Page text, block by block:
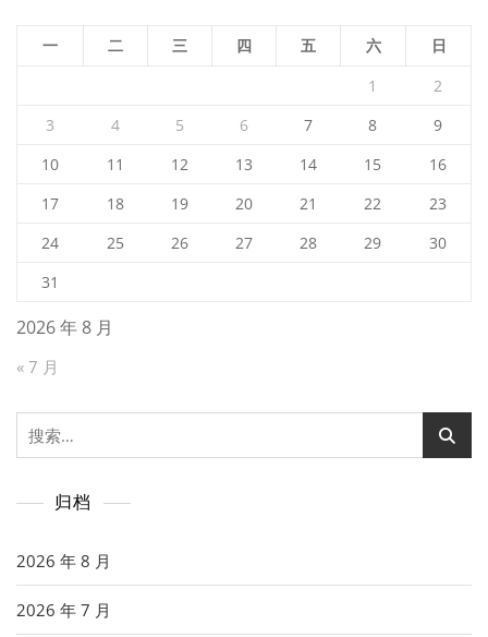
2026 年 8 月
一 二 三 四 五 六
日
1
2
3
4 5 6 7 8
9
10
11 12 13 14 15
16
17
18 19 20 21 22
23
24
25 26 27 28 29
30
31
« 7 月
搜
索：
归档
2026 年 8 月
2026 年 7 月